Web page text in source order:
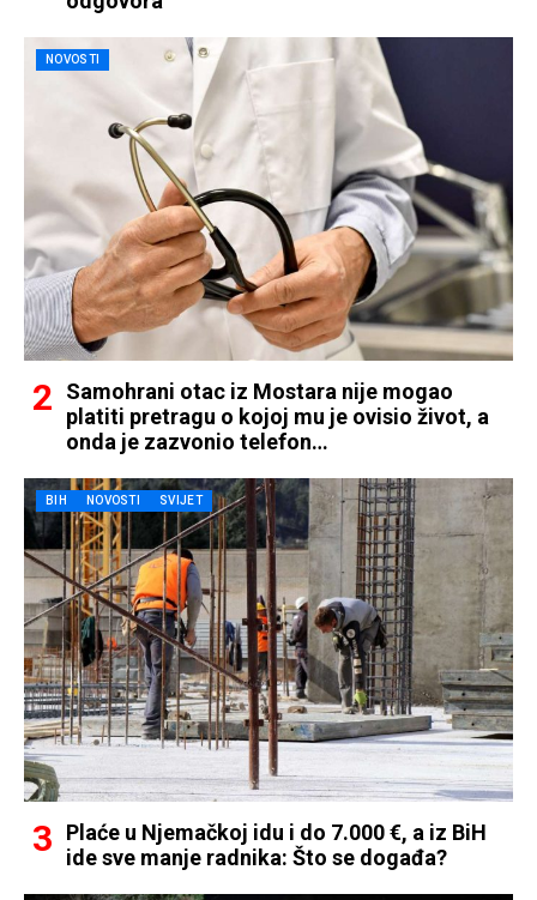
NOVOSTI
Samohrani otac iz Mostara nije mogao
platiti pretragu o kojoj mu je ovisio život, a
onda je zazvonio telefon…
BIH NOVOSTI SVIJET
Plaće u Njemačkoj idu i do 7.000 €, a iz BiH
ide sve manje radnika: Što se događa?